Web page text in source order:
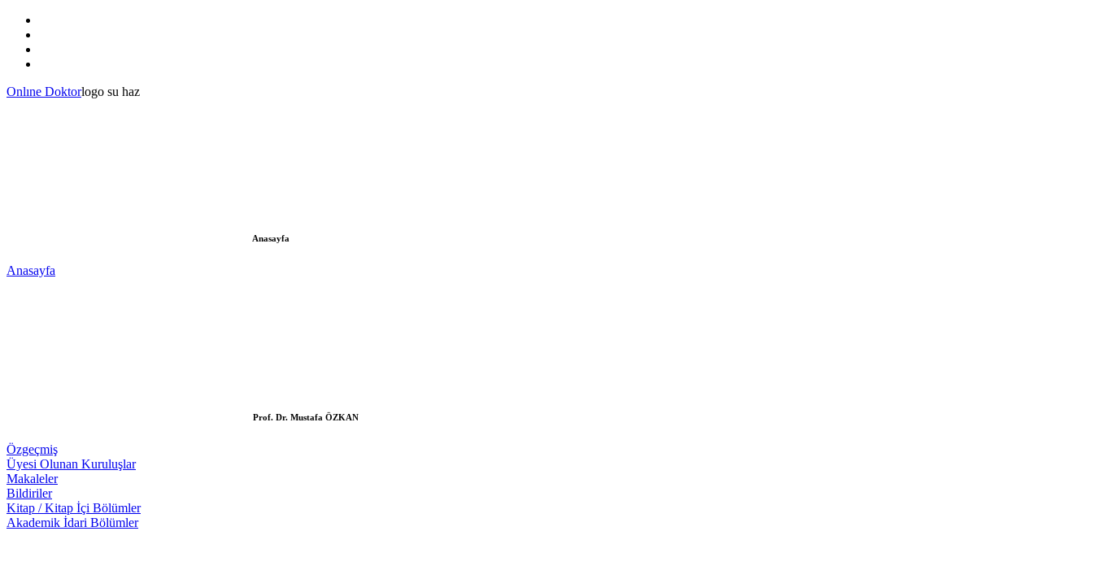
Onlıne Doktorlogo su haz
Anasayfa
Anasayfa
Prof. Dr. Mustafa ÖZKAN
Özgeçmiş
Üyesi Olunan Kuruluşlar
Makaleler
Bildiriler
Kitap / Kitap İçi Bölümler
Akademik İdari Bölümler